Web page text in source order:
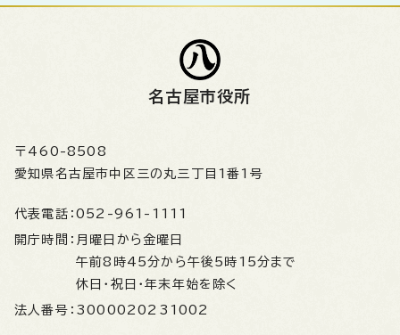
名古屋市役所
〒460-8508
愛知県名古屋市中区三の丸三丁目1番1号
代表電話： 052-961-1111
開庁時間： 月曜日から金曜日
午前8時45分から午後5時15分まで
休日・祝日・年末年始を除く
法人番号： 3000020231002